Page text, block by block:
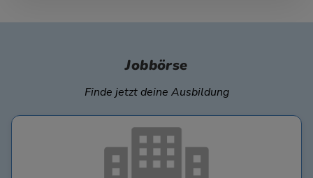
Jobbörse
Finde jetzt deine Ausbildung